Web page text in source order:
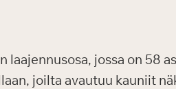
jossa on 58
joilta avautuu kauniit